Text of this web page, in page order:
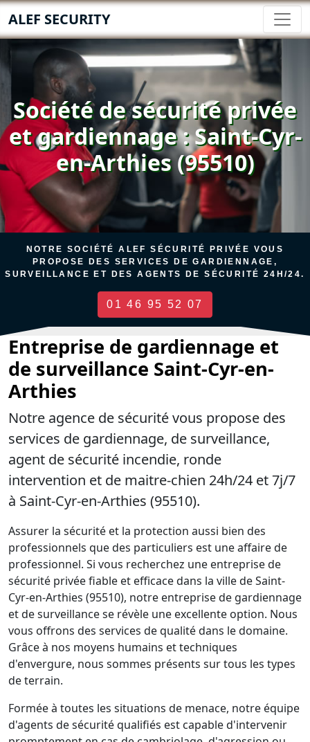
ALEF SECURITY
Société de sécurité privée
et gardiennage : Saint-Cyr-
en-Arthies (95510)
NOTRE SOCIÉTÉ ALEF SÉCURITÉ PRIVÉE VOUS
PROPOSE DES SERVICES DE GARDIENNAGE,
SURVEILLANCE ET DES AGENTS DE SÉCURITÉ 24H/24.
01 46 95 52 07
Entreprise de gardiennage et
de surveillance Saint-Cyr-en-
Arthies
Notre agence de sécurité vous propose des
services de gardiennage, de surveillance,
agent de sécurité incendie, ronde
intervention et de maitre-chien 24h/24 et 7j/7
à Saint-Cyr-en-Arthies (95510).
Assurer la sécurité et la protection aussi bien des
professionnels que des particuliers est une affaire de
professionnel. Si vous recherchez une entreprise de
sécurité privée fiable et efficace dans la ville de Saint-
Cyr-en-Arthies (95510), notre entreprise de gardiennage
et de surveillance se révèle une excellente option. Nous
vous offrons des services de qualité dans le domaine.
Grâce à nos moyens humains et techniques
d'envergure, nous sommes présents sur tous les types
de terrain.
Formée à toutes les situations de menace, notre équipe
d'agents de sécurité qualifiés est capable d'intervenir